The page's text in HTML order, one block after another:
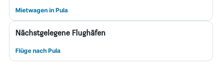
Mietwagen in Pula
Nächstgelegene Flughäfen
Flüge nach Pula